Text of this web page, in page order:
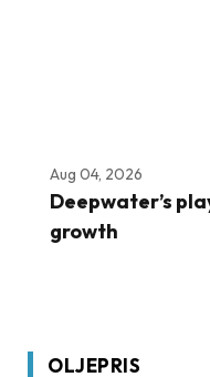
Aug 04, 2026
Deepwater’s
growth
OLJEPRIS